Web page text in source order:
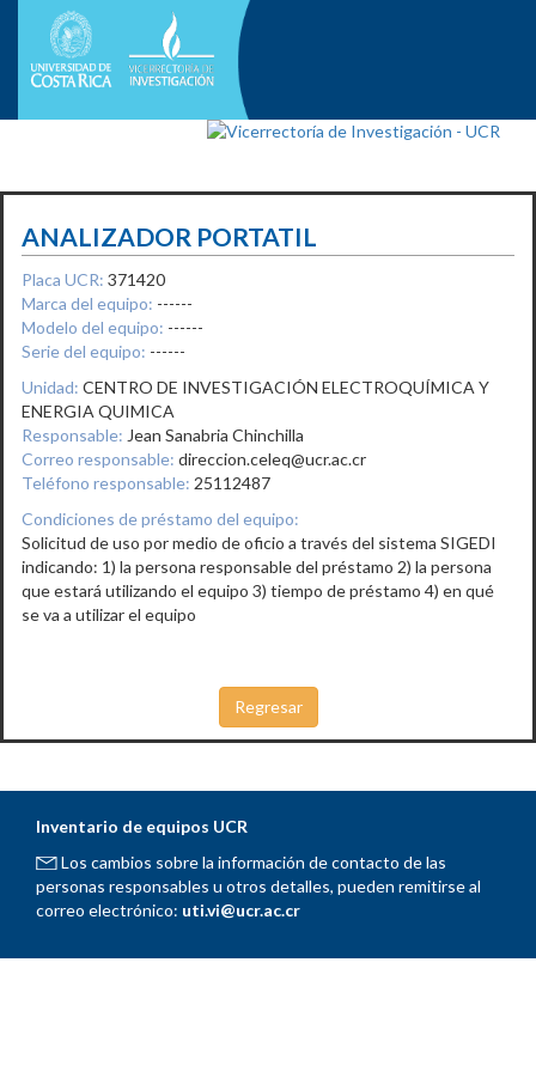
ANALIZADOR PORTATIL
Placa UCR: 371420
Marca del equipo: ------
Modelo del equipo: ------
Serie del equipo: ------
Unidad: CENTRO DE INVESTIGACIÓN ELECTROQUÍMICA Y
ENERGIA QUIMICA
Responsable: Jean Sanabria Chinchilla
Correo responsable: direccion.celeq@ucr.ac.cr
Teléfono responsable: 25112487
Condiciones de préstamo del equipo:
Solicitud de uso por medio de oficio a través del sistema SIGEDI
indicando: 1) la persona responsable del préstamo 2) la persona
que estará utilizando el equipo 3) tiempo de préstamo 4) en qué
se va a utilizar el equipo
Inventario de equipos UCR
Los cambios sobre la información de contacto de las
personas responsables u otros detalles, pueden remitirse al
correo electrónico: uti.vi@ucr.ac.cr